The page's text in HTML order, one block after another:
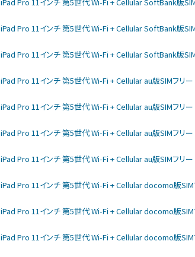
iPad Pro 11インチ 第5世代 Wi-Fi + Cellular SoftBank版
iPad Pro 11インチ 第5世代 Wi-Fi + Cellular SoftBank版
iPad Pro 11インチ 第5世代 Wi-Fi + Cellular au版SIMフリー
iPad Pro 11インチ 第5世代 Wi-Fi + Cellular au版SIMフリー
iPad Pro 11インチ 第5世代 Wi-Fi + Cellular au版SIMフリー
iPad Pro 11インチ 第5世代 Wi-Fi + Cellular au版SIMフリー
iPad Pro 11インチ 第5世代 Wi-Fi + Cellular docomo版SIM
iPad Pro 11インチ 第5世代 Wi-Fi + Cellular docomo版SIM
iPad Pro 11インチ 第5世代 Wi-Fi + Cellular docomo版SIM